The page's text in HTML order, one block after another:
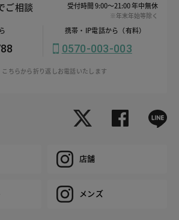
ご相談 受付時間 9:00～21:00 年中無休
※年末年始等除く
携帯・IP電話から（有料）
0570-003-003
ちらから折り返しお電話いたします
店舗
メンズ